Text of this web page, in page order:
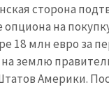
сторона
на
18 млн евро за
землю
Америки.